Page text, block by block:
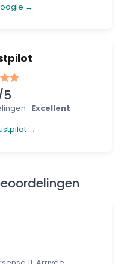
→
5
· Excellent
→